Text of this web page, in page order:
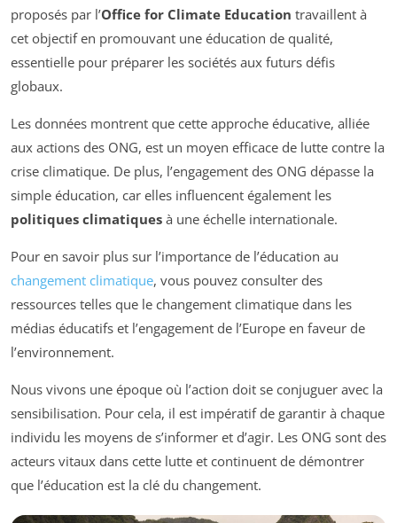
proposés par l’Office for Climate Education travaillent à
cet objectif en promouvant une éducation de qualité,
essentielle pour préparer les sociétés aux futurs défis
globaux.
Les données montrent que cette approche éducative, alliée
aux actions des ONG, est un moyen efficace de lutte contre la
crise climatique. De plus, l’engagement des ONG dépasse la
simple éducation, car elles influencent également les
politiques climatiques à une échelle internationale.
Pour en savoir plus sur l’importance de l’éducation au
changement climatique, vous pouvez consulter des
ressources telles que le changement climatique dans les
médias éducatifs et l’engagement de l’Europe en faveur de
l’environnement.
Nous vivons une époque où l’action doit se conjuguer avec la
sensibilisation. Pour cela, il est impératif de garantir à chaque
individu les moyens de s’informer et d’agir. Les ONG sont des
acteurs vitaux dans cette lutte et continuent de démontrer
que l’éducation est la clé du changement.